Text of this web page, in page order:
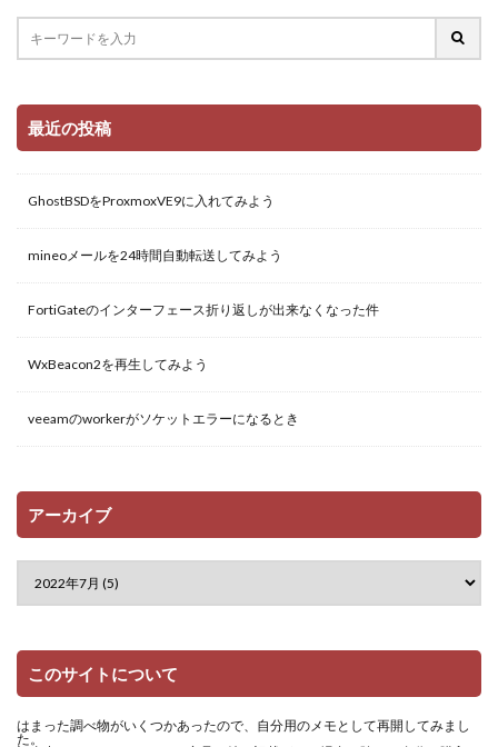
最近の投稿
GhostBSDをProxmoxVE9に入れてみよう
mineoメールを24時間自動転送してみよう
FortiGateのインターフェース折り返しが出来なくなった件
WxBeacon2を再生してみよう
veeamのworkerがソケットエラーになるとき
アーカイブ
このサイトについて
はまった調べ物がいくつかあったので、自分用のメモとして再開してみまし
た。